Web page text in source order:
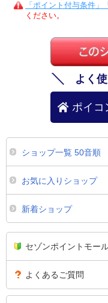
「ポイント付与条件」
ください。
よく
ポイコ
ショップ一覧 50音順
お気に入りショップ
新着ショップ
セゾンポイントモー
よくあるご質問